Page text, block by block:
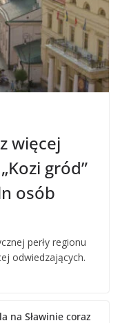
więcej
gród”
osób
perły regionu
odwiedzających.
na Sławinie coraz